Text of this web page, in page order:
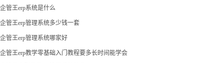
企管王erp系统是什么
企管王erp管理系统多少钱一套
企管王erp管理系统哪家好
企管王erp教学零基础入门教程要多长时间能学会